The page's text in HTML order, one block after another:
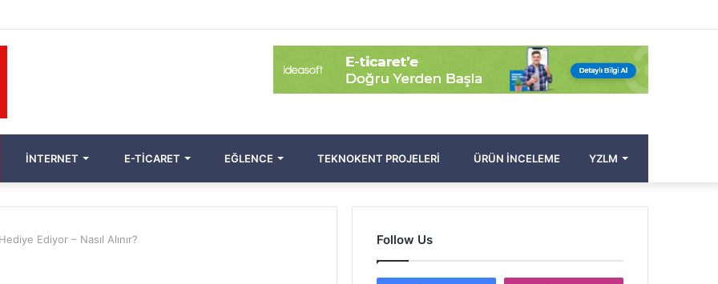
yap
...
Bölmesi
Makale
Ol
İNTERNET E-TICARET EĞLENCE TEKNOKENT PROJELERI ÜRÜN İNCELEME YZLM
Ediyor – Nasıl Alınır? Follow Us